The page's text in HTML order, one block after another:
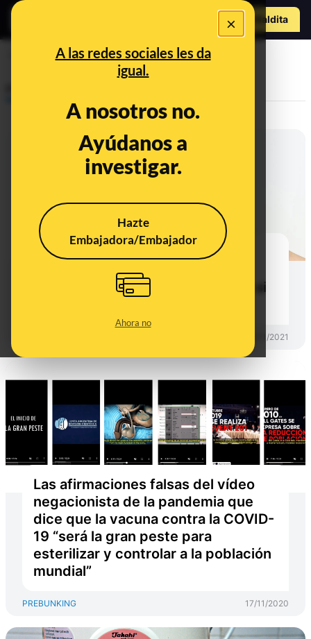
×
A las redes sociales les da
igual.
A nosotros no.
Ayúdanos a
investigar.
Hazte
Embajadora/Embajador
Ahora no
Hazte Maldita
esterilización
La leche, ¿dentro o fuera de la
nevera? Depende del tipo de
tratamiento que ha recibido y de si
18/11/2021
Las afirmaciones falsas del vídeo
negacionista de la pandemia que
dice que la vacuna contra la COVID-
19 “será la gran peste para
esterilizar y controlar a la población
mundial”
PREBUNKING 17/11/2020